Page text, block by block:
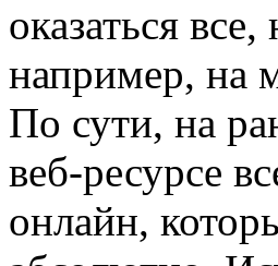
оказаться
например, на
По сути, на
веб-ресурсе
онлайн,